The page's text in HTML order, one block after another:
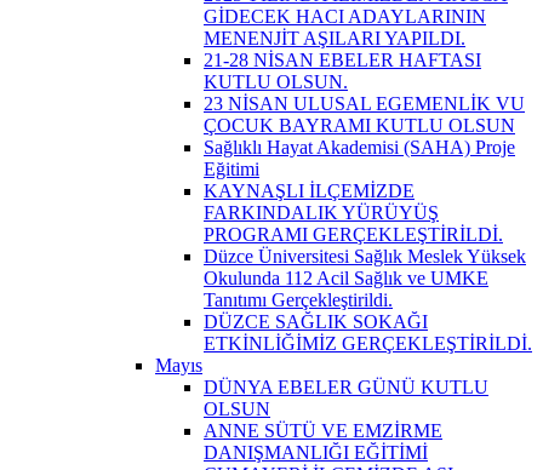
GİDECEK HACI ADAYLARININ
MENENJİT AŞILARI YAPILDI.
21-28 NİSAN EBELER HAFTASI
KUTLU OLSUN.
23 NİSAN ULUSAL EGEMENLİK VU
ÇOCUK BAYRAMI KUTLU OLSUN
Sağlıklı Hayat Akademisi (SAHA) Proje
Eğitimi
KAYNAŞLI İLÇEMİZDE
FARKINDALIK YÜRÜYÜŞ
PROGRAMI GERÇEKLEŞTİRİLDİ.
Düzce Üniversitesi Sağlık Meslek Yüksek
Okulunda 112 Acil Sağlık ve UMKE
Tanıtımı Gerçekleştirildi.
DÜZCE SAĞLIK SOKAĞI
ETKİNLİĞİMİZ GERÇEKLEŞTİRİLDİ.
Mayıs
DÜNYA EBELER GÜNÜ KUTLU
OLSUN
ANNE SÜTÜ VE EMZİRME
DANIŞMANLIĞI EĞİTİMİ